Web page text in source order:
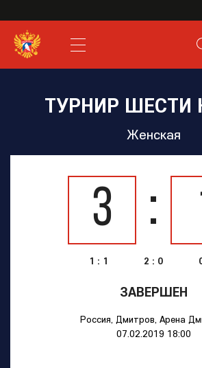
XHL.RU
ВКС
ТУРНИР ШЕСТИ
Женская
3
1 : 1 2 : 0
ЗАВЕРШЕН
Россия, Дмитров, Арена
07.02.2019 18:00